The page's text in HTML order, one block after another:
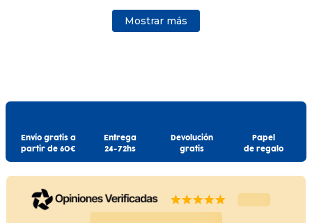
Mostrar más
Envío gratis a
partir de 60€
Entrega
24-72hs
Devolución
gratis
Papel
de regalo